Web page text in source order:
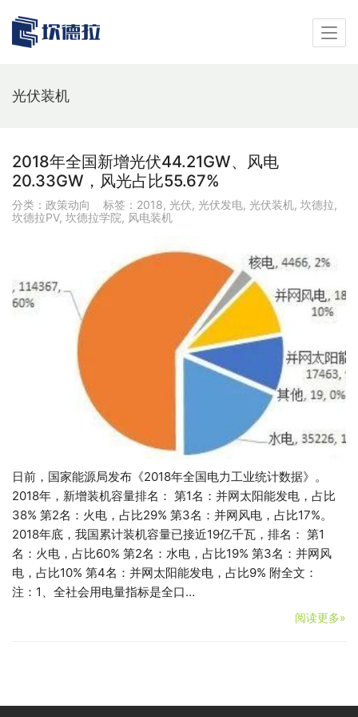
光伏装机
2018年全国新增光伏44.21GW、风电
20.33GW，风光占比55.67%
分类： 政策动向 标签： 2018, 光伏, 光伏发电, 光伏装机, 坎德拉,
坎德拉PV, 坎德拉学院, 风电装机
日前，国家能源局发布《2018年全国电力工业统计数据》。
2018年，新增装机容量排名： 第1名：并网太阳能发电，占比
38% 第2名：火电，占比29% 第3名：并网风电，占比17%。
2018年底，我国累计装机容量已接近19亿千瓦，排名： 第1
名：火电，占比60% 第2名：水电，占比19% 第3名：并网风
电，占比10% 第4名：并网太阳能发电，占比9% 附全文：
注：1、全社会用电量指标是全口…
阅读更多»